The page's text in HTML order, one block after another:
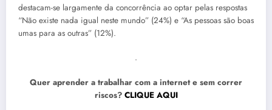
destacam-se largamente da concorrência ao optar pelas respostas
“Não existe nada igual neste mundo” (24%) e “As pessoas são boas
umas para as outras” (12%).
.
Quer aprender a trabalhar com a internet e sem correr
riscos? CLIQUE AQUI